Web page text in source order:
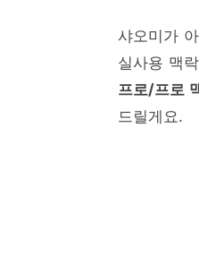
샤오미가
실사용 맥
프로/프로
드릴게요.